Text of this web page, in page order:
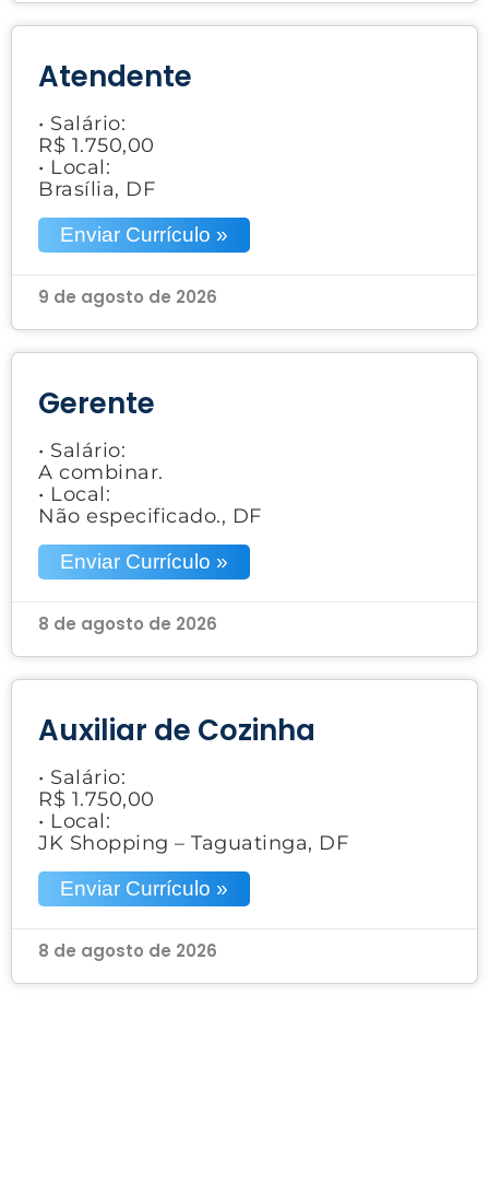
Atendente
• Salário:
R$ 1.750,00
• Local:
Brasília, DF
Enviar Currículo »
9 de agosto de 2026
Gerente
• Salário:
A combinar.
• Local:
Não especificado., DF
Enviar Currículo »
8 de agosto de 2026
Auxiliar de Cozinha
• Salário:
R$ 1.750,00
• Local:
JK Shopping – Taguatinga, DF
Enviar Currículo »
8 de agosto de 2026